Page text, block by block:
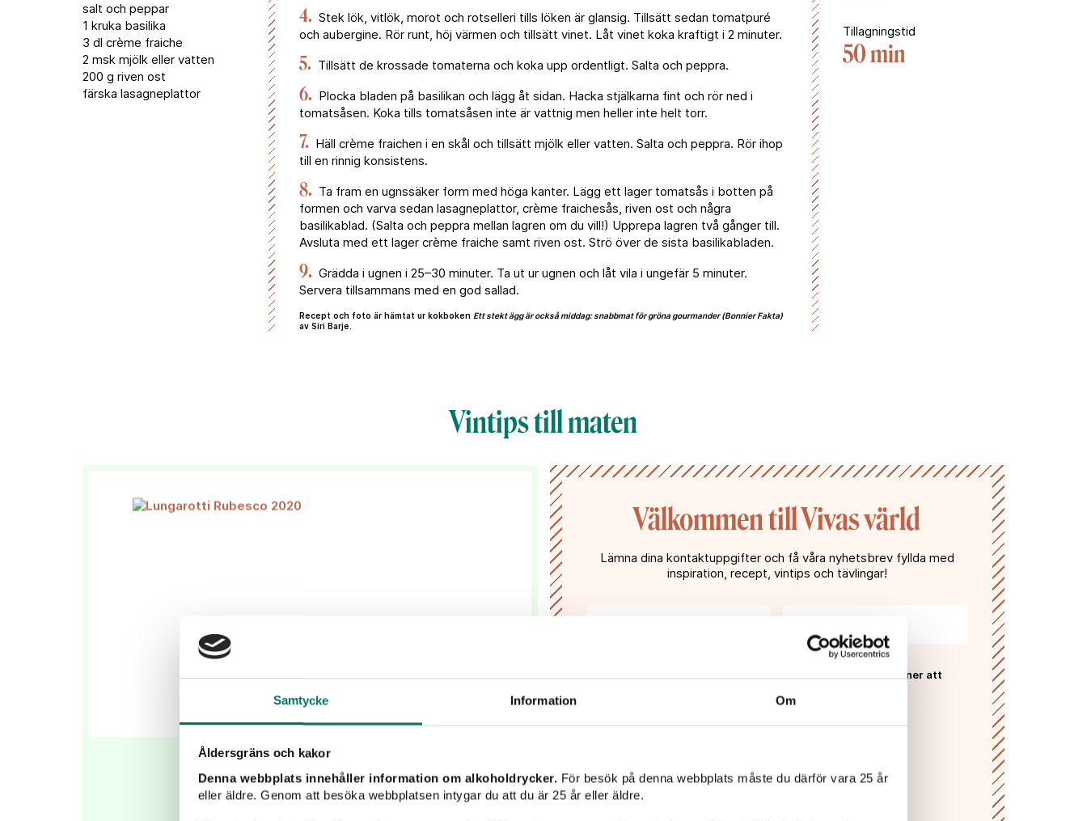
Samtycke Information Om
Åldersgräns och kakor
Denna webbplats innehåller information om alkoholdrycker. För besök på denna webbplats måste du därför vara 25 år
eller äldre. Genom att besöka webbplatsen intygar du att du är 25 år eller äldre.
salt och peppar
1 kruka basilika
3 dl crème fraiche
2 msk mjölk eller vatten
200 g riven ost
färska lasagneplattor
4. Stek lök, vitlök, morot och rotselleri tills löken är glansig. Tillsätt sedan tomatpuré
och aubergine. Rör runt, höj värmen och tillsätt vinet. Låt vinet koka kraftigt i 2 minuter.
5. Tillsätt de krossade tomaterna och koka upp ordentligt. Salta och peppra.
6. Plocka bladen på basilikan och lägg åt sidan. Hacka stjälkarna fint och rör ned i
tomatsåsen. Koka tills tomatsåsen inte är vattnig men heller inte helt torr.
7. Häll crème fraichen i en skål och tillsätt mjölk eller vatten. Salta och peppra. Rör ihop
till en rinnig konsistens.
8. Ta fram en ugnssäker form med höga kanter. Lägg ett lager tomatsås i botten på
formen och varva sedan lasagneplattor, crème fraichesås, riven ost och några
basilikablad. (Salta och peppra mellan lagren om du vill!) Upprepa lagren två gånger till.
Avsluta med ett lager crème fraiche samt riven ost. Strö över de sista basilikabladen.
9. Grädda i ugnen i 25–30 minuter. Ta ut ur ugnen och låt vila i ungefär 5 minuter.
Servera tillsammans med en god sallad.
Recept och foto är hämtat ur kokboken Ett stekt ägg är också middag: snabbmat för gröna gourmander (Bonnier Fakta)
av Siri Barje.
Tillagningstid
50 min
Vintips till maten
Rubesco Lungarotti 2021
119 kr
Välkommen till Vivas värld
Lämna dina kontaktuppgifter och få våra nyhetsbrev fyllda med
inspiration, recept, vintips och tävlingar!
och godkänner att